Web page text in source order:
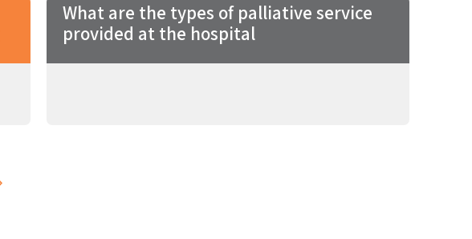
What are the types of palliative service
provided at the hospital